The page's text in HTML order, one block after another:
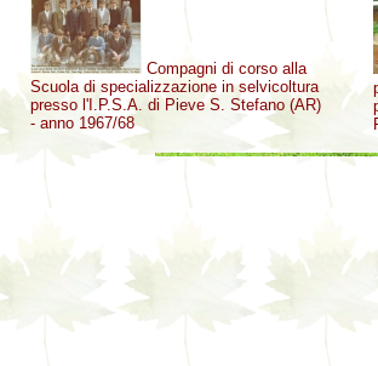
Compagni di corso alla
Scuola di specializzazione in selvicoltura
presso l'I.P.S.A. di Pieve S. Stefano (AR)
- anno 1967/68